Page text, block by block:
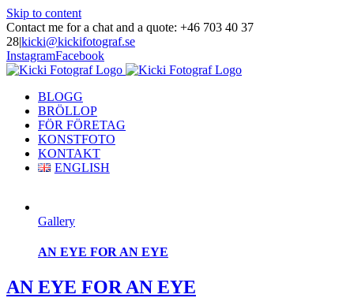
Skip to content
Contact me for a chat and a quote: +46 703 40 37
28|kicki@kickifotograf.se
InstagramFacebook
BLOGG
BRÖLLOP
FÖR FÖRETAG
KONSTFOTO
KONTAKT
ENGLISH
Gallery
AN EYE FOR AN EYE
AN EYE FOR AN EYE